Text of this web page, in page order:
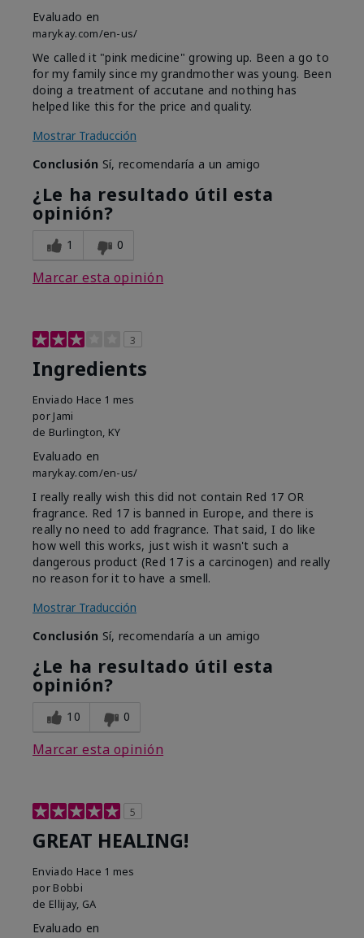
Evaluado en
marykay.com/en-us/
We called it "pink medicine" growing up. Been a go to
for my family since my grandmother was young. Been
doing a treatment of accutane and nothing has
helped like this for the price and quality.
Mostrar Traducción
Conclusión Sí, recomendaría a un amigo
¿Le ha resultado útil esta
opinión?
1 0
Marcar esta opinión
3
Ingredients
Enviado Hace 1 mes
por Jami
de Burlington, KY
Evaluado en
marykay.com/en-us/
I really really wish this did not contain Red 17 OR
fragrance. Red 17 is banned in Europe, and there is
really no need to add fragrance. That said, I do like
how well this works, just wish it wasn't such a
dangerous product (Red 17 is a carcinogen) and really
no reason for it to have a smell.
Mostrar Traducción
Conclusión Sí, recomendaría a un amigo
¿Le ha resultado útil esta
opinión?
10 0
Marcar esta opinión
5
GREAT HEALING!
Enviado Hace 1 mes
por Bobbi
de Ellijay, GA
Evaluado en